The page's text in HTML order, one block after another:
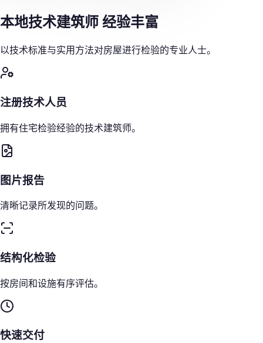
本地技术建筑师 经验丰富
以技术标准与实用方法对房屋进行检验的专业人士。
注册技术人员
拥有住宅检验经验的技术建筑师。
图片报告
清晰记录所发现的问题。
结构化检验
按房间和设施有序评估。
快速交付